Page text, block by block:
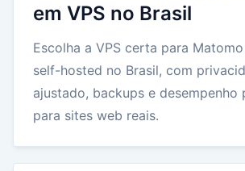
em VPS no Brasil
Escolha a VPS certa para
self-hosted no Brasil, com
ajustado, backups e desempenho
para sites web reais.